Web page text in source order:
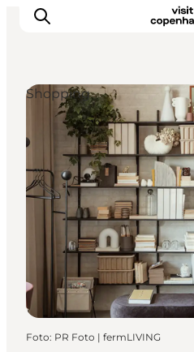
This is Copenhagen
Aktiviteter
Spis & drik
Områder
Planlæg din tur
CopenPay
Copenhagen Card
Shopping
Foto: PR Foto | fermLIVING